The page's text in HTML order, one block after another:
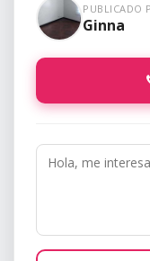
PUBLICADO
Ginna